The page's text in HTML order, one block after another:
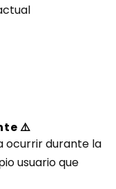
⚠️
ocurrir durante la
usuario que